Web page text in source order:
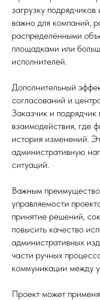
загрузку
важно для компаний,
распределёнными
площадками или
исполнителей.
Дополнительный
согласований и
Заказчик и
взаимодействия, где
история изменений.
административную
ситуаций.
Важным
управляемости
принятие решений,
повысить качество
административных
части ручных
коммуникации между
Проект может